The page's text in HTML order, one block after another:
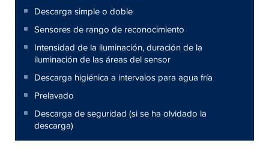
Descarga simple o doble
Sensores de rango de reconocimiento
Intensidad de la iluminación, duración de la
iluminación de las áreas del sensor
Descarga higiénica a intervalos para agua fría
Prelavado
Descarga de seguridad (si se ha olvidado la
descarga)